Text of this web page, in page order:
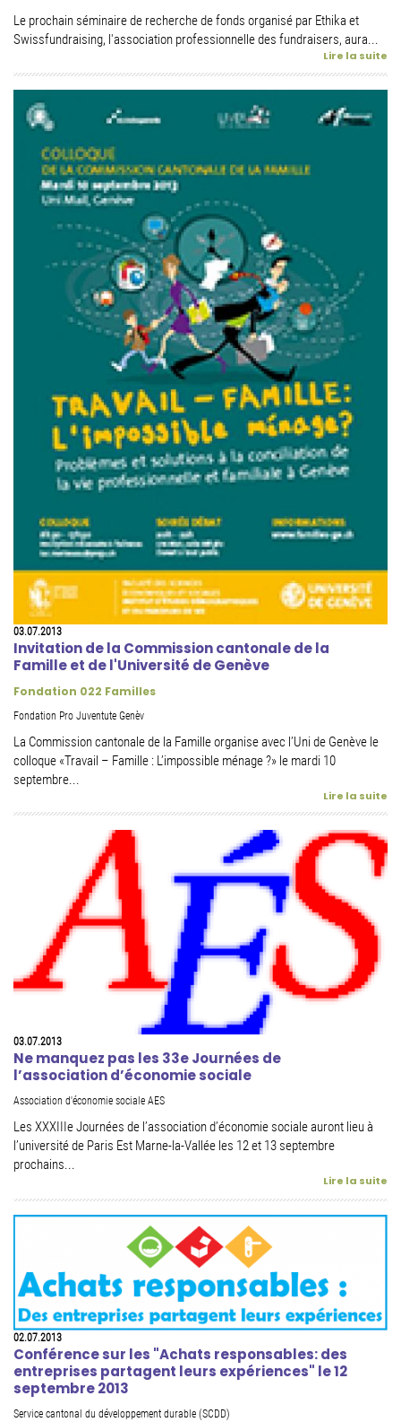
Le prochain séminaire de recherche de fonds organisé par Ethika et
Swissfundraising, l'association professionnelle des fundraisers, aura...
Lire la suite
03.07.2013
Invitation de la Commission cantonale de la
Famille et de l'Université de Genève
Fondation 022 Familles
Fondation Pro Juventute Genèv
La Commission cantonale de la Famille organise avec l’Uni de Genève le
colloque «Travail – Famille : L’impossible ménage ?» le mardi 10
septembre...
Lire la suite
03.07.2013
Ne manquez pas les 33e Journées de
l’association d’économie sociale
Association d'économie sociale AES
Les XXXIIIe Journées de l’association d’économie sociale auront lieu à
l’université de Paris Est Marne-la-Vallée les 12 et 13 septembre
prochains...
Lire la suite
02.07.2013
Conférence sur les "Achats responsables: des
entreprises partagent leurs expériences" le 12
septembre 2013
Service cantonal du développement durable (SCDD)